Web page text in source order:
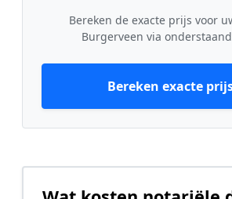
Bereken de exacte prijs voor
Burgerveen via
Bereken exacte